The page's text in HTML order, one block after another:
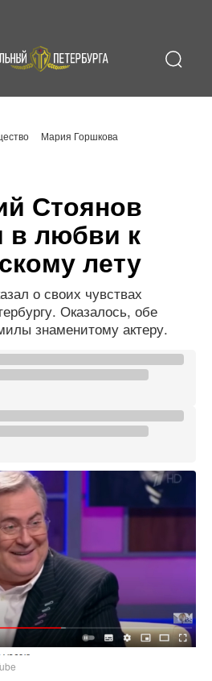
Мария Горшкова
Стоянов
в любви к
лету
о своих чувствах
Оказалось, обе
знаменитому актеру.